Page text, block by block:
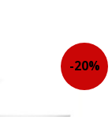
-20%